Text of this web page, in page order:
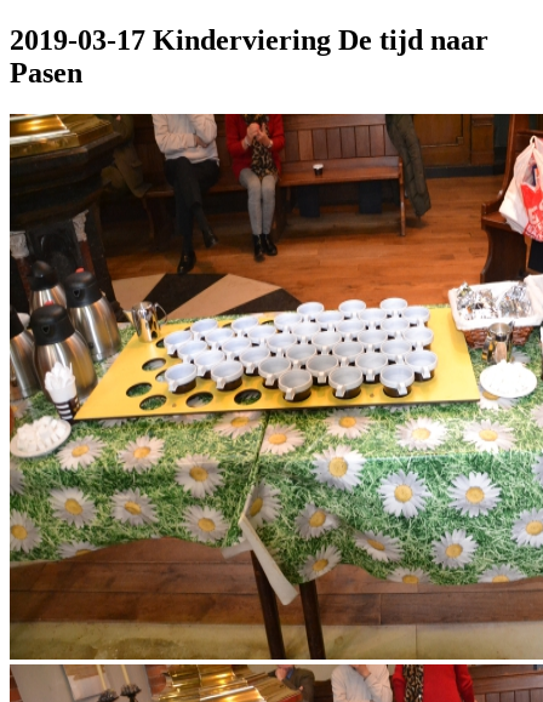
2019-03-17 Kinderviering De tijd naar
Pasen